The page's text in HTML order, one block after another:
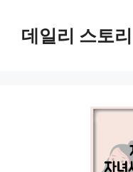
데일리 스토리